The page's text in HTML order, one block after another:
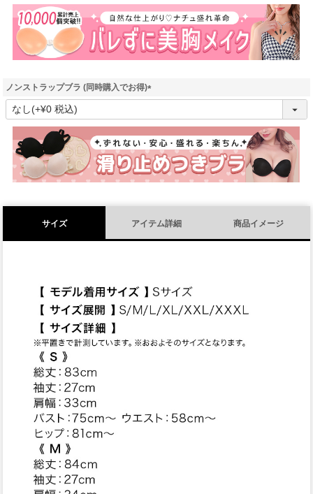
須
)
ノンストラップブラ (同時購入でお得)
(
須
)
サイズ アイテム詳細 商品イメージ